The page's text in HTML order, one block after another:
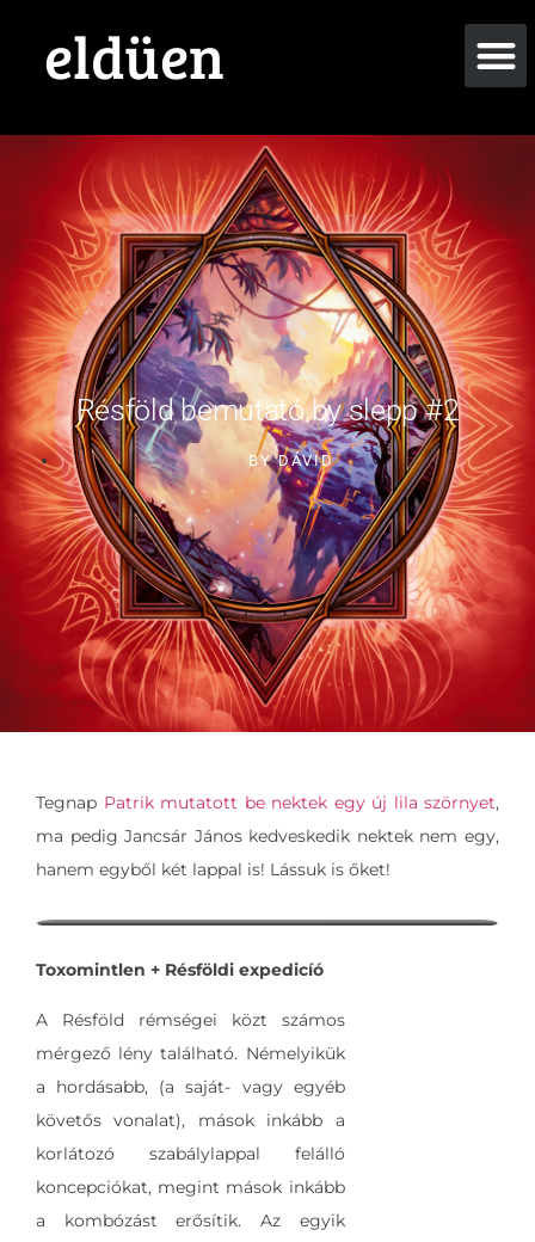
eldüen
Résföld bemutató by slepp #2
BYDÁVID
Tegnap Patrik mutatott be nektek egy új lila szörnyet,
ma pedig Jancsár János kedveskedik nektek nem egy,
hanem egyből két lappal is! Lássuk is őket!
Toxomintlen + Résföldi expedicíó
A Résföld rémségei közt számos
mérgező lény található. Némelyikük
a hordásabb, (a saját- vagy egyéb
követős vonalat), mások inkább a
korlátozó szabálylappal felálló
koncepciókat, megint mások inkább
a kombózást erősítik. Az egyik